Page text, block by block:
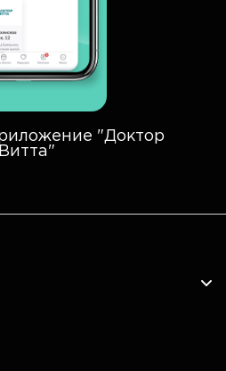
"Доктор
Витта"